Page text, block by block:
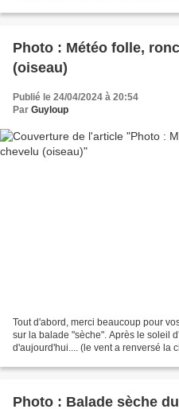
Photo : Météo folle,
(oiseau)
Publié le 24/04/2024 à 20:54
Par Guyloup
Tout d'abord, merci beaucoup pour
sur la balade "sèche". Après le soleil
d'aujourd'hui.... (le vent a renversé la
Photo : Balade sèche